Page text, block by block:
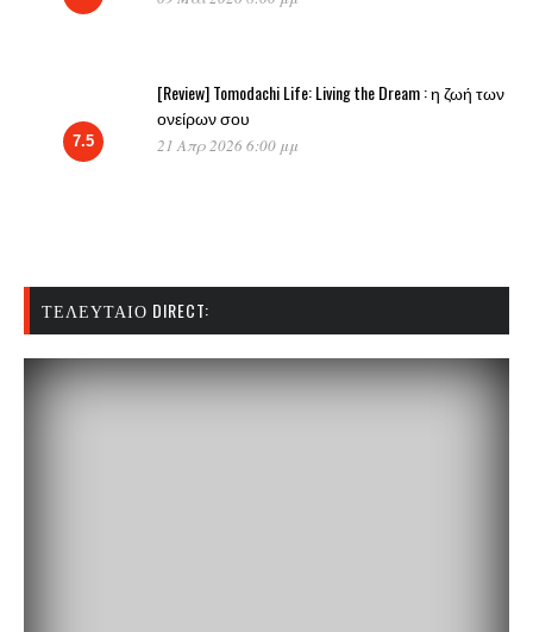
7.5
[Review] Tomodachi Life: Living the Dream : η ζωή των
ονείρων σου
21 Απρ 2026 6:00 μμ
ΤΕΛΕΥΤΑΊΟ DIRECT: